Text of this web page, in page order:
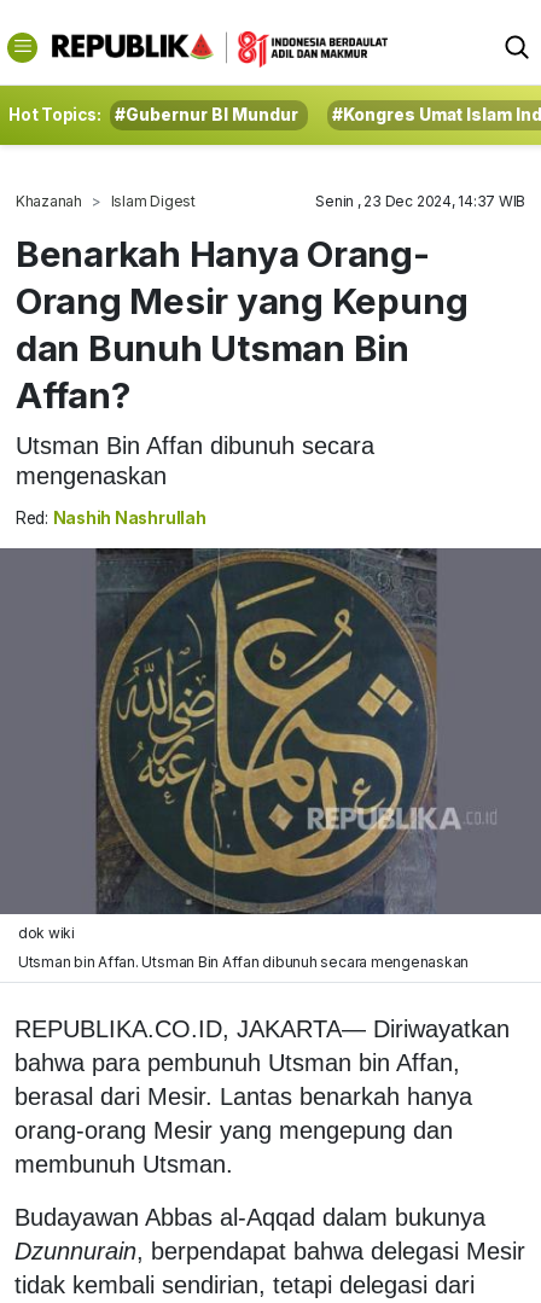
Hot Topics: #Gubernur BI Mundur #Kongres Umat Islam
Khazanah Islam Digest Senin , 23 Dec 2024, 14:37 WIB
Benarkah Hanya Orang-
Orang Mesir yang Kepung
dan Bunuh Utsman Bin
Affan?
Utsman Bin Affan dibunuh secara
mengenaskan
Red: Nashih Nashrullah
dok wiki
Utsman bin Affan. Utsman Bin Affan dibunuh secara mengenaskan
REPUBLIKA.CO.ID, JAKARTA— Diriwayatkan
bahwa para pembunuh Utsman bin Affan,
berasal dari Mesir. Lantas benarkah hanya
orang-orang Mesir yang mengepung dan
membunuh Utsman.
Budayawan Abbas al-Aqqad dalam bukunya
Dzunnurain, berpendapat bahwa delegasi Mesir
tidak kembali sendirian, tetapi delegasi dari